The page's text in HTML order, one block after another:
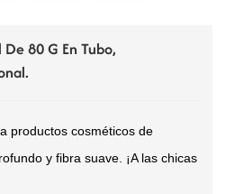
80 G En Tubo,
productos cosméticos de
y fibra suave. ¡A las chicas